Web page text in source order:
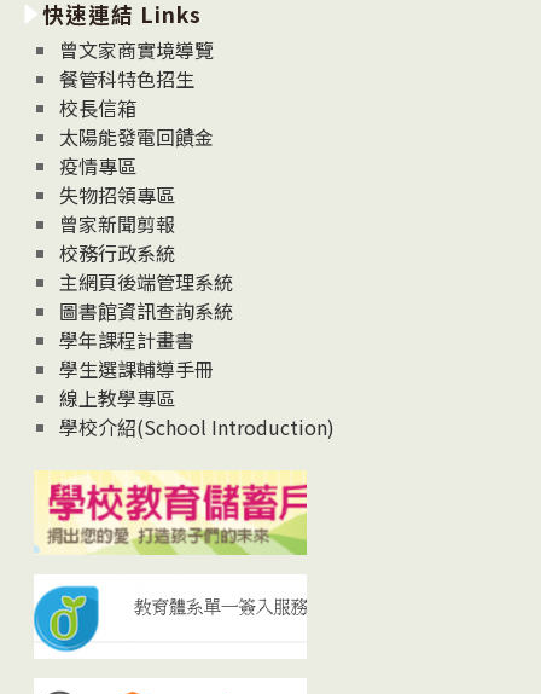
消
息
News
快速連結 Links
曾文家商實境導覽
餐管科特色招生
校長信箱
太陽能發電回饋金
疫情專區
失物招領專區
曾家新聞剪報
校務行政系統
主網頁後端管理系統
圖書館資訊查詢系統
學年課程計畫書
學生選課輔導手冊
線上教學專區
學校介紹(School Introduction)